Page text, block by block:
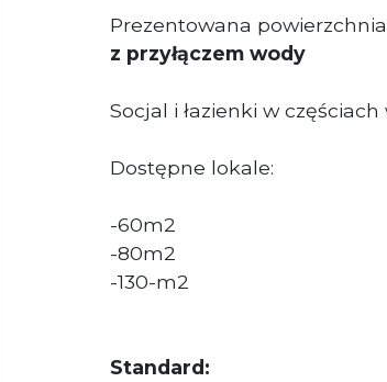
Prezentowana
z przyłączem wody
Socjal i łazienki w
Dostępne lokale:
-60m2
-80m2
-130-m2
Standard: